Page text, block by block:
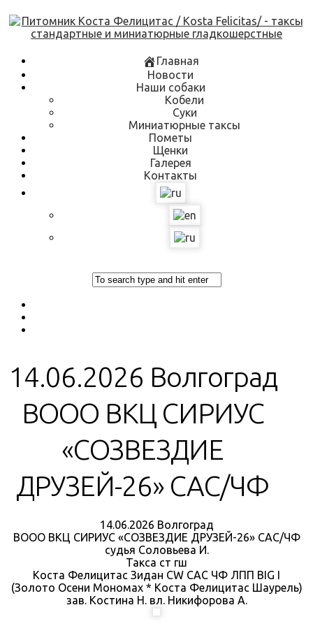
Skip
to
content
Главная
Новости
Наши собаки
Кобели
Суки
Миниатюрные таксы
Пометы
Щенки
Галерея
Контакты
14.06.2026 Волгоград
ВООО ВКЦ СИРИУС
«СОЗВЕЗДИЕ
ДРУЗЕЙ-26» САС/ЧФ
14.06.2026 Волгоград
ВООО ВКЦ СИРИУС «СОЗВЕЗДИЕ ДРУЗЕЙ-26» САС/ЧФ
судья Соловьева И.
Такса ст гш
Коста Фелицитас Зидан CW САС ЧФ ЛПП BIG I
(Золото Осени Мономах * Коста Фелицитас Шаурель)
зав. Костина Н. вл. Никифорова А.